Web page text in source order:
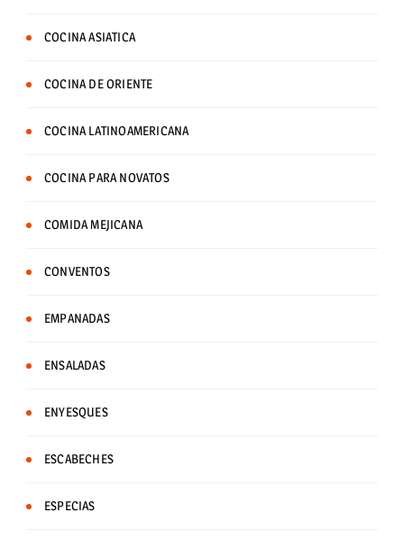
COCINA ASIATICA
COCINA DE ORIENTE
COCINA LATINOAMERICANA
COCINA PARA NOVATOS
COMIDA MEJICANA
CONVENTOS
EMPANADAS
ENSALADAS
ENYESQUES
ESCABECHES
ESPECIAS